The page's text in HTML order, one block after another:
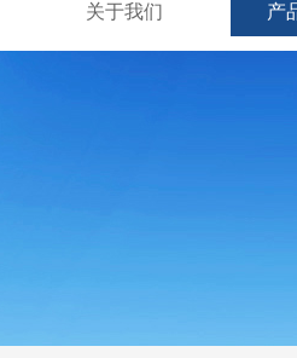
关于我们 产